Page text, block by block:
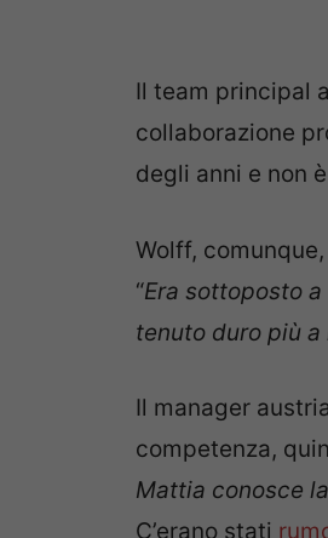
Il team principal
collaborazione
degli anni e non
Wolff,
“Era sottoposto
tenuto duro più
Il manager
competenza,
Mattia conosce
C’erano stati